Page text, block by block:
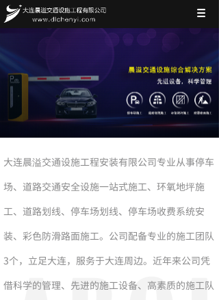
大连晨溢交通设施工程安装有限公司专业从事停车
场、道路交通安全设施一站式施工、环氧地坪施
工、道路划线、停车场划线、停车场收费系统安
装、彩色防滑路面施工。公司配备专业的施工团队
3个，立足大连，服务于大连周边。近年来公司凭
借科学的管理、先进的施工设备、高素质的施工队